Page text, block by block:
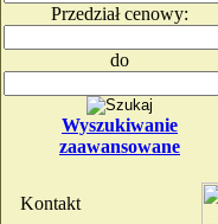
Przedział cenowy:
do
Wyszukiwanie
zaawansowane
Kontakt